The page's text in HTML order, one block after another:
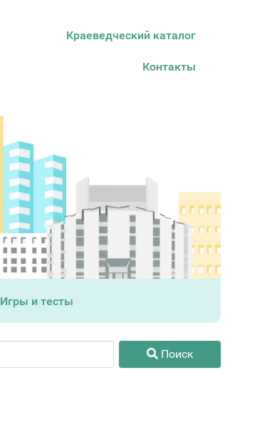
Краеведческий каталог
Контакты
Игры и тесты
Поиск